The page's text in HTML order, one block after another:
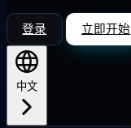
登录 立即开始
中文